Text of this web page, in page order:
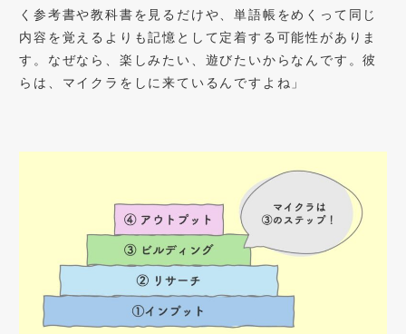
く参考書や教科書を見るだけや、単語帳をめくって同じ
内容を覚えるよりも記憶として定着する可能性がありま
す。なぜなら、楽しみたい、遊びたいからなんです。彼
らは、マイクラをしに来ているんですよね」